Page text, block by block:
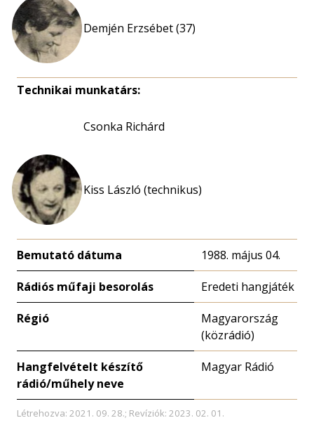
Demjén Erzsébet (37)
Technikai munkatárs:
Csonka Richárd
Kiss László (technikus)
Bemutató dátuma 1988. május 04.
Rádiós műfaji besorolás Eredeti hangjáték
Régió
Magyarország
(közrádió)
Hangfelvételt készítő
rádió/műhely neve
Magyar Rádió
Létrehozva: 2021. 09. 28.; Revíziók: 2023. 02. 01.